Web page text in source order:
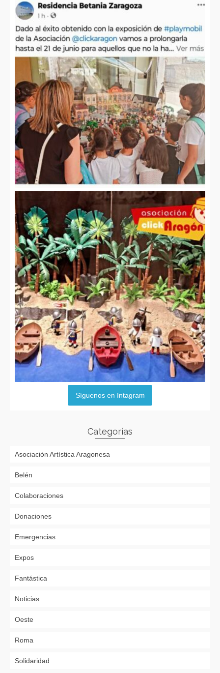
Síguenos en Intagram
Categorías
Asociación Artística Aragonesa
Belén
Colaboraciones
Donaciones
Emergencias
Expos
Fantástica
Noticias
Oeste
Roma
Solidaridad